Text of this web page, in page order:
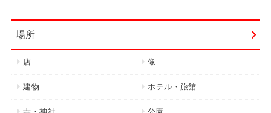
場所
店 像
建物 ホテル・旅館